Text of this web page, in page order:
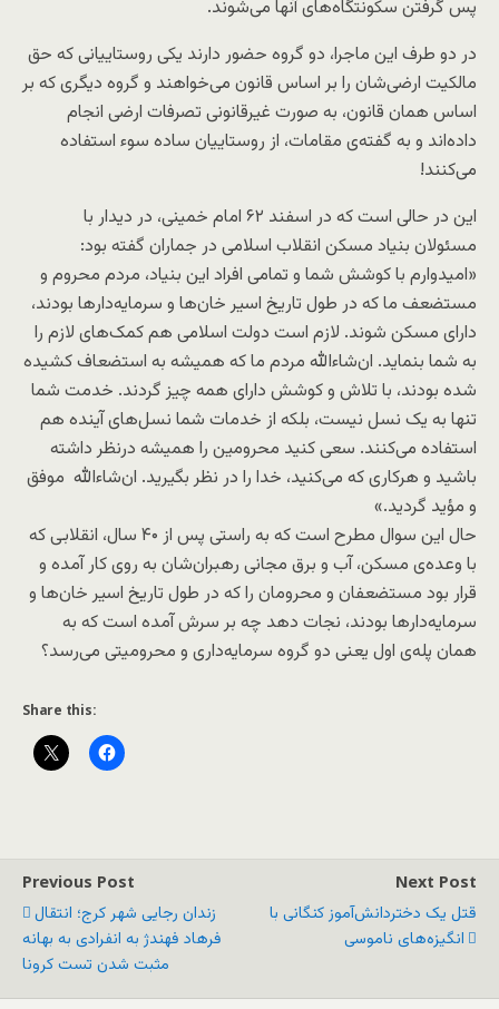
پس گرفتن سکونتگاه‌های آنها می‌شوند.
در دو طرف این ماجرا، دو گروه حضور دارند یکی روستاییانی که حق
مالکیت ارضی‌شان را بر اساس قانون می‌خواهند و گروه دیگری که بر
اساس همان قانون، به صورت غیرقانونی تصرفات ارضی انجام
داده‌اند و به گفته‌ی مقامات، از روستاییان ساده سوء استفاده
می‌کنند!
این در حالی است که در اسفند ۶۲ امام خمینی، در دیدار با
مسئولان بنیاد مسکن انقلاب اسلامی در جماران گفته بود:
«‏‏امیدوارم با کوشش شما و تمامی افراد این بنیاد، مردم محروم و
مستضعف ما که در‏‎ ‎‏طول تاریخ اسیر خان‌ها و سرمایه‌دارها بودند،
دارای مسکن شوند. لازم است دولت‏‎ ‎‏اسلامی هم کمک‌های لازم را
به شما بنماید. ان‌شاءالله مردم ما که همیشه به استضعاف‏‎ ‎‏کشیده
شده بودند، با تلاش و کوشش دارای همه چیز گردند. خدمت شما
تنها به یک‏‎ ‎‏نسل نیست، بلکه از خدمات شما نسل‌های آینده هم
استفاده می‌کنند. سعی کنید محرومین‏‎ ‎‏را همیشه درنظر داشته
باشید و هرکاری که می‌کنید، خدا را در نظر بگیرید. ان‌شاءالله ‏‎ ‎‏موفق
و مؤید گردید.»
حال این سوال مطرح است که به راستی پس از ۴۰ سال، انقلابی که
با وعده‌ی مسکن، آب و برق مجانی رهبران‌شان به روی کار آمده و
قرار بود مستضعفان و محرومان را که در طول تاریخ اسیر خان‌ها و
سرمایه‌دارها بودند، نجات دهد چه بر سرش آمده است که به
همان پله‌ی اول یعنی دو گروه سرمایه‌داری و محرومیتی می‌رسد؟
Share this:
Previous Post
زندان رجایی شهر کرج؛ انتقال
فرهاد فهندژ به انفرادی به بهانه
مثبت شدن تست کرونا
Next Post
قتل یک دختردانش‌آموز کنگانی با
انگیزه‌های ناموسی